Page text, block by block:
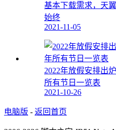
基本下载需求，天
始终
2021-11-05
2022年放假安排出
所有节日一览表
2021-10-26
电脑版 - 返回首页